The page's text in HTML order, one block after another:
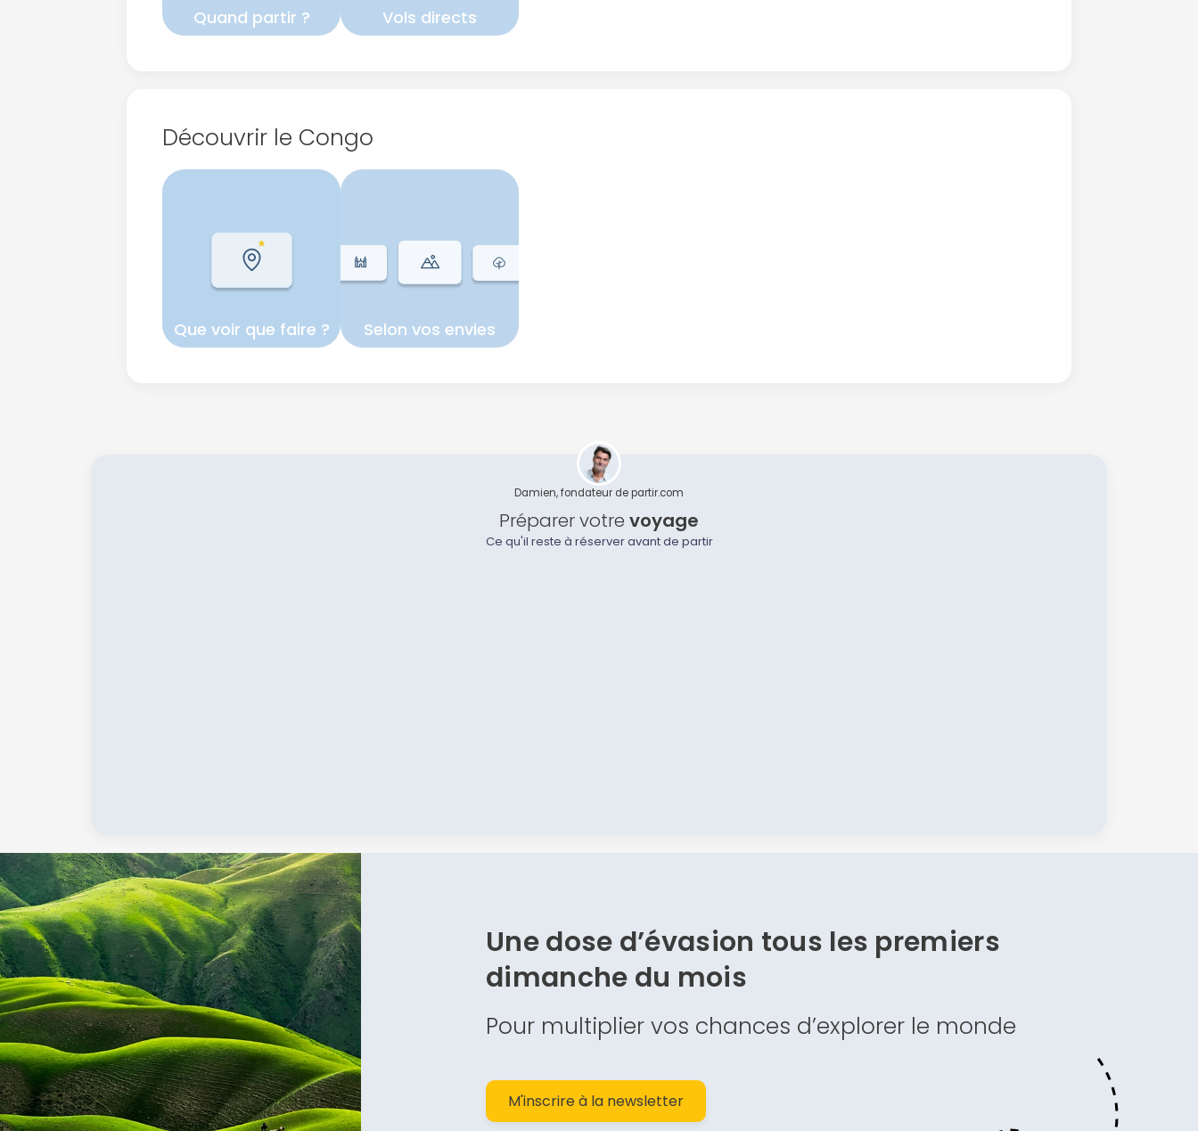
Quand partir ? Vols directs
Découvrir le Congo
Que voir que faire ? Selon vos envies
Damien, fondateur de partir.com
Préparer votre voyage
Ce qu'il reste à réserver avant de partir
Une dose d’évasion tous les premiers
dimanche du mois
Pour multiplier vos chances d’explorer le monde
M'inscrire à la newsletter